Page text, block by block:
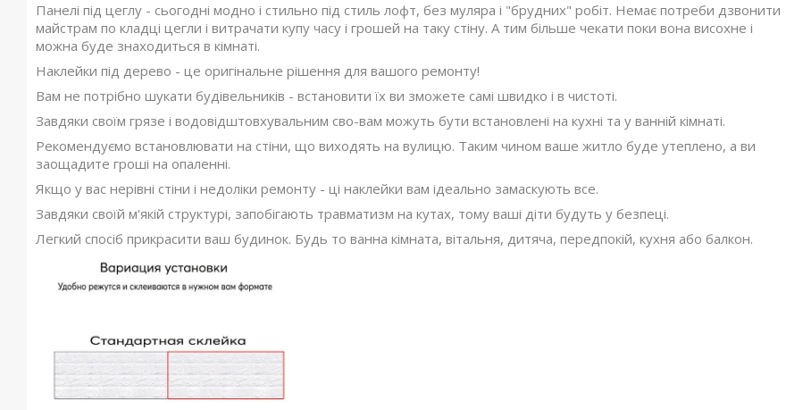
Панелі під цеглу - сьогодні модно і стильно під стиль лофт, без муляра і "брудних" робіт. Немає потреби дзвонити
майстрам по кладці цегли і витрачати купу часу і грошей на таку стіну. А тим більше чекати поки вона висохне і
можна буде знаходиться в кімнаті.
Наклейки під дерево - це оригінальне рішення для вашого ремонту!
Вам не потрібно шукати будівельників - встановити їх ви зможете самі швидко і в чистоті.
Завдяки своїм грязе і водовідштовхувальним сво-вам можуть бути встановлені на кухні та у ванній кімнаті.
Рекомендуємо встановлювати на стіни, що виходять на вулицю. Таким чином ваше житло буде утеплено, а ви
заощадите гроші на опаленні.
Якщо у вас нерівні стіни і недоліки ремонту - ці наклейки вам ідеально замаскують все.
Завдяки своїй м'якій структурі, запобігають травматизм на кутах, тому ваші діти будуть у безпеці.
Легкий спосіб прикрасити ваш будинок. Будь то ванна кімната, вітальня, дитяча, передпокій, кухня або балкон.